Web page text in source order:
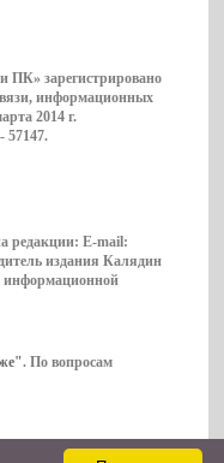
ПК» зарегистрировано
информационных
2014 г.
57147.
редакции: E-mail:
издания Калядин
. По вопросам